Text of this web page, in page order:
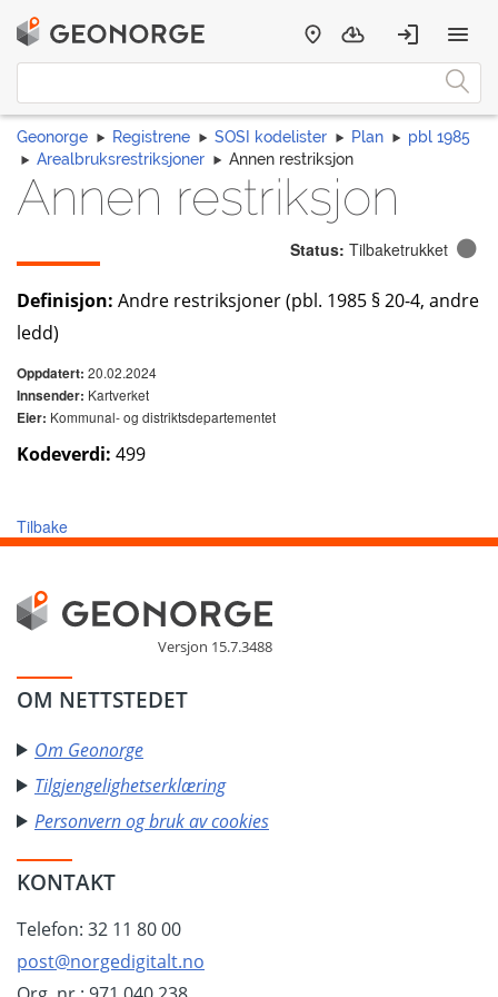
Geonorge Registrene SOSI kodelister Plan
pbl 1985
Arealbruksrestriksjoner
Annen restriksjon
Annen restriksjon
Status: Tilbaketrukket
Definisjon: Andre restriksjoner (pbl. 1985 § 20-4, andre
ledd)
Oppdatert: 20.02.2024
Innsender: Kartverket
Eier: Kommunal- og distriktsdepartementet
Kodeverdi: 499
Tilbake